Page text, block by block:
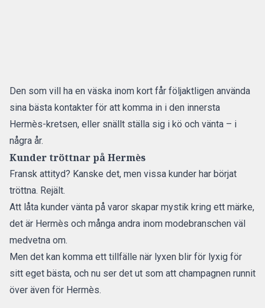
Den som vill ha en väska inom kort får följaktligen använda
sina bästa kontakter för att komma in i den innersta
Hermès-kretsen, eller snällt ställa sig i kö och vänta – i
några år.
Kunder tröttnar på Hermès
Fransk attityd? Kanske det, men vissa kunder har börjat
tröttna. Rejält.
Att låta kunder vänta på varor skapar mystik kring ett märke,
det är Hermès och många andra inom modebranschen väl
medvetna om.
Men det kan komma ett tillfälle när lyxen blir för lyxig för
sitt eget bästa, och nu ser det ut som att champagnen runnit
över även för Hermès.